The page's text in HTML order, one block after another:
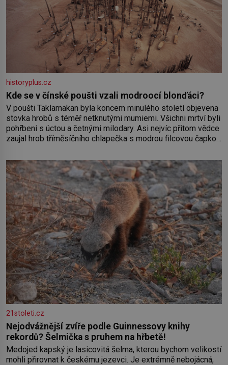
historyplus.cz
Kde se v čínské poušti vzali modroocí blonďáci?
V poušti Taklamakan byla koncem minulého století objevena
stovka hrobů s téměř netknutými mumiemi. Všichni mrtví byli
pohřbeni s úctou a četnými milodary. Asi nejvíc přitom vědce
zaujal hrob tříměsíčního chlapečka s modrou filcovou čapkou,
nesmírně dobře zachovalá, přičítají odborníci zdejším
klimatickým podmínkám. Sucho, prosolené písky a extrémně
21stoleti.cz
Nejodvážnější zvíře podle Guinnessovy knihy
rekordů? Šelmička s pruhem na hřbetě!
Medojed kapský je lasicovitá šelma, kterou bychom velikostí
mohli přirovnat k českému jezevci. Je extrémně nebojácná,